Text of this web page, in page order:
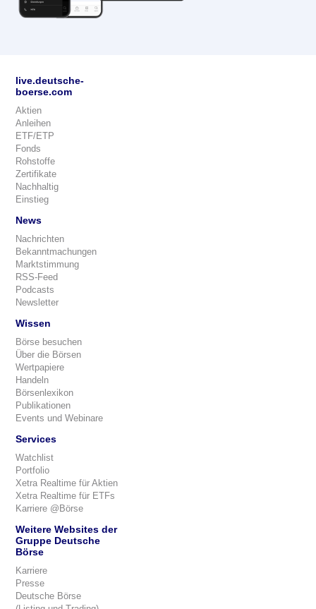
live.deutsche-
boerse.com
Aktien
Anleihen
ETF/ETP
Fonds
Rohstoffe
Zertifikate
Nachhaltig
Einstieg
News
Nachrichten
Bekanntmachungen
Marktstimmung
RSS-Feed
Podcasts
Newsletter
Wissen
Börse besuchen
Über die Börsen
Wertpapiere
Handeln
Börsenlexikon
Publikationen
Events und Webinare
Services
Watchlist
Portfolio
Xetra Realtime für Aktien
Xetra Realtime für ETFs
Karriere @Börse
Weitere Websites der
Gruppe Deutsche
Börse
Karriere
Presse
Deutsche Börse